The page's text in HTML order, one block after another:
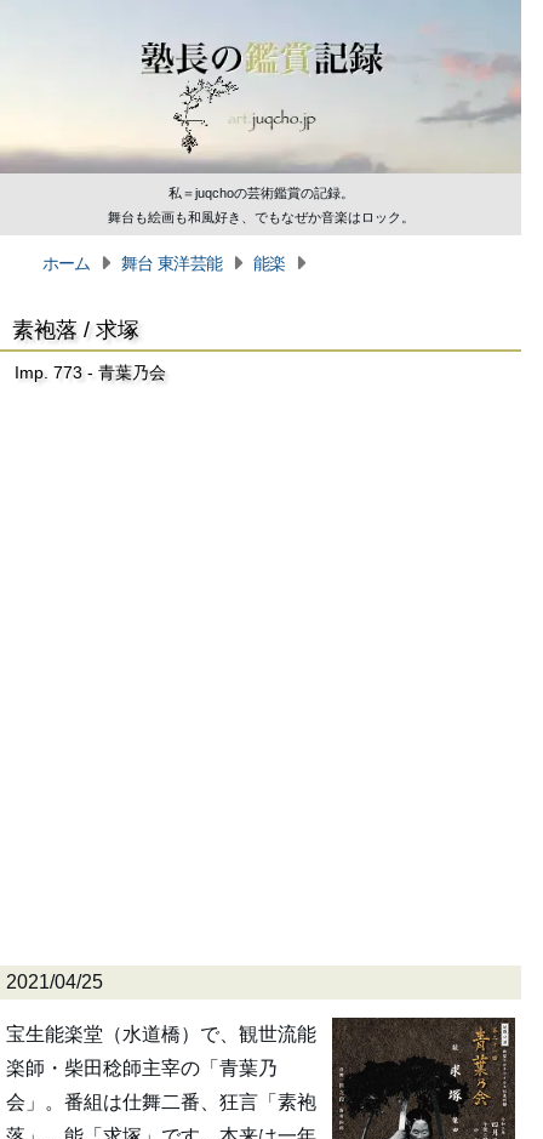
私＝juqchoの芸術鑑賞の記録。
舞台も絵画も和風好き、でもなぜか音楽はロック。
ホーム 舞台 東洋芸能 能楽
素袍落 / 求塚
Imp. 773 - 青葉乃会
2021/04/25
宝生能楽堂（水道橋）で、観世流能
楽師・柴田稔師主宰の「青葉乃
会」。番組は仕舞二番、狂言「素袍